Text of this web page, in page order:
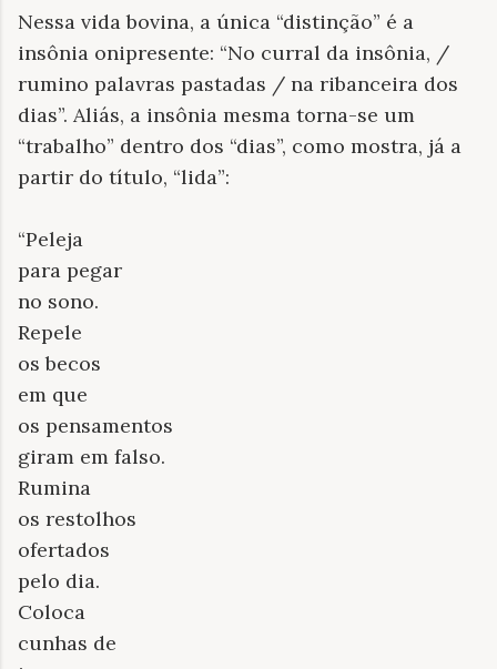
Nessa vida bovina, a única “distinção” é a
insônia onipresente: “No curral da insônia, /
rumino palavras pastadas / na ribanceira dos
dias”. Aliás, a insônia mesma torna-se um
“trabalho” dentro dos “dias”, como mostra, já a
partir do título, “lida”:
“Peleja
para pegar
no sono.
Repele
os becos
em que
os pensamentos
giram em falso.
Rumina
os restolhos
ofertados
pelo dia.
Coloca
cunhas de